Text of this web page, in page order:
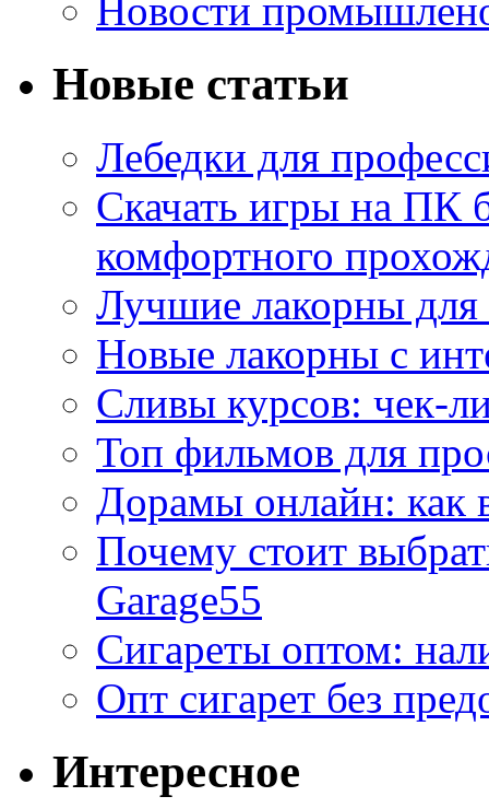
Новости
Новые статьи
Лебедки для
Скачать игры на ПК
комфортного
Лучшие лакорны для
Новые лакорны с
Сливы курсов: чек-
Топ фильмов для
Дорамы онлайн: как
Почему стоит
Garage55
Сигареты оптом:
Опт сигарет без
Интересное